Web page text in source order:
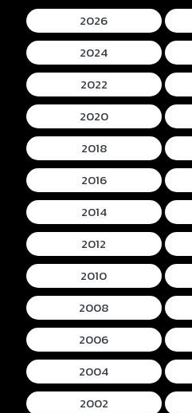
2026
2024
2022
2020
2018
2016
2014
2012
2010
2008
2006
2004
2002